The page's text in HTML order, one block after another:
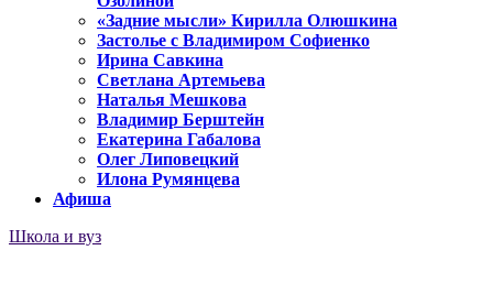
«Задние мысли» Кирилла Олюшкина
Застолье с Владимиром Софиенко
Ирина Савкина
Светлана Артемьева
Наталья Мешкова
Владимир Берштейн
Екатерина Габалова
Олег Липовецкий
Илона Румянцева
Афиша
Школа и вуз